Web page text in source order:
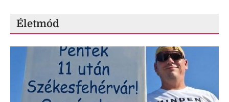
Életmód